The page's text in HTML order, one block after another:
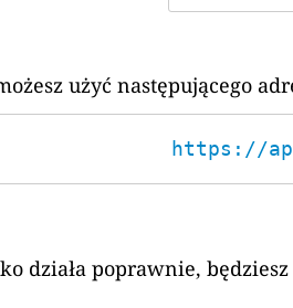
użyć następującego
https://
działa poprawnie,